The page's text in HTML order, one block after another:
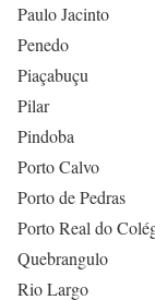
Paulo Jacinto
Penedo
Piaçabuçu
Pilar
Pindoba
Porto Calvo
Porto de Pedras
Porto Real do
Quebrangulo
Rio Largo